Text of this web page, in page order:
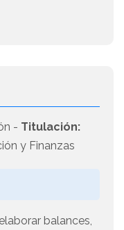
- Titulación:
y Finanzas
balances,